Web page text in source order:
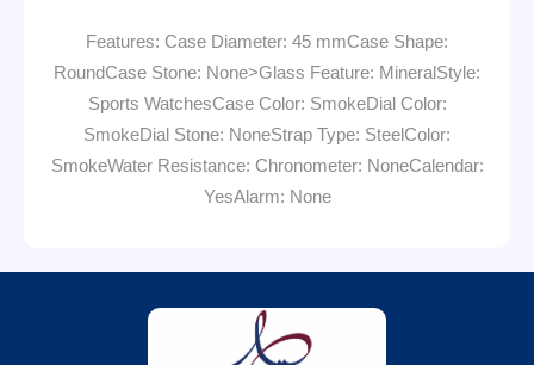
Features: Case Diameter: 45 mmCase Shape:
RoundCase Stone: None>Glass Feature: MineralStyle:
Sports WatchesCase Color: SmokeDial Color:
SmokeDial Stone: NoneStrap Type: SteelColor:
SmokeWater Resistance: Chronometer: NoneCalendar:
YesAlarm: None